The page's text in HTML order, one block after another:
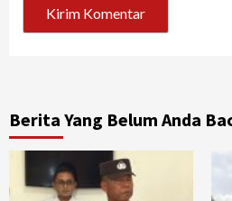
Berita Yang Belum Anda